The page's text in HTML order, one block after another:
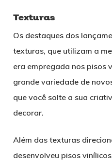
Texturas
Os destaques dos
texturas, que utilizam a
era empregada nos pisos
grande variedade de
que você solte a sua
decorar.
Além das texturas
desenvolveu pisos